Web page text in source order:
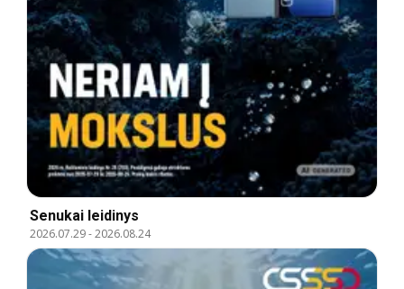
Senukai leidinys
2026.07.29-2026.08.24